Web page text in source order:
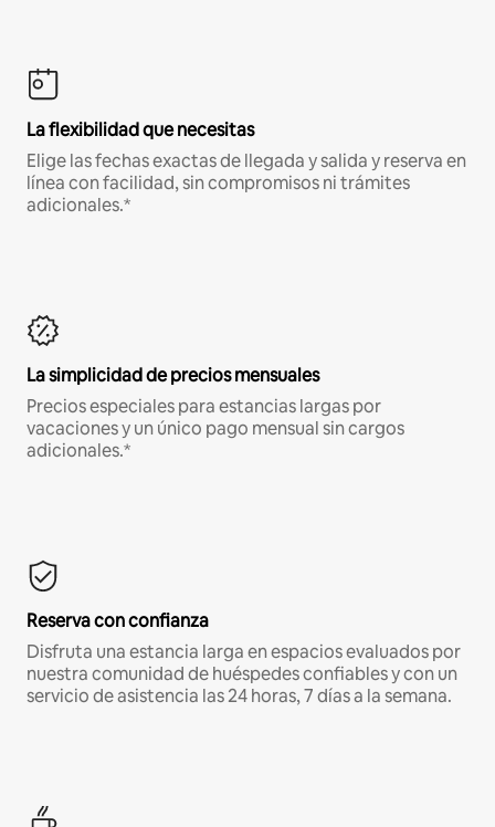
La flexibilidad que necesitas
Elige las fechas exactas de llegada y salida y reserva en
línea con facilidad, sin compromisos ni trámites
adicionales.*
La simplicidad de precios mensuales
Precios especiales para estancias largas por
vacaciones y un único pago mensual sin cargos
adicionales.*
Reserva con confianza
Disfruta una estancia larga en espacios evaluados por
nuestra comunidad de huéspedes confiables y con un
servicio de asistencia las 24 horas, 7 días a la semana.